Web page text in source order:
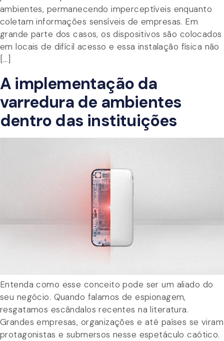
ambientes, permanecendo imperceptíveis enquanto
coletam informações sensíveis de empresas. Em
grande parte dos casos, os dispositivos são colocados
em locais de difícil acesso e essa instalação física não
[…]
A implementação da
varredura de ambientes
dentro das instituições
Entenda como esse conceito pode ser um aliado do
seu negócio. Quando falamos de espionagem,
resgatamos escândalos recentes na literatura.
Grandes empresas, organizações e até países se viram
protagonistas e submersos nesse espetáculo caótico.